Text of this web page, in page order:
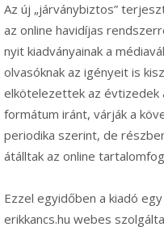
Az új „járványbiztos”
az online havidíjas
nyit kiadványainak a
olvasóknak az igényeit is
elkötelezettek az évtizedek
formátum iránt, várják a
periodika szerint, de
átálltak az online
Ezzel egyidőben a kiadó
erikkancs.hu webes